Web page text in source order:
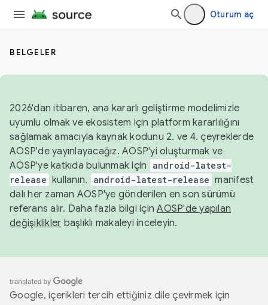
Oturum aç
BELGELER
2026'dan itibaren, ana kararlı geliştirme modelimizle
uyumlu olmak ve ekosistem için platform kararlılığını
sağlamak amacıyla kaynak kodunu 2. ve 4. çeyreklerde
AOSP'de yayınlayacağız. AOSP'yi oluşturmak ve
AOSP'ye katkıda bulunmak için
android-latest-
release kullanın. android-latest-release manifest
dalı her zaman AOSP'ye gönderilen en son sürümü
referans alır. Daha fazla bilgi içinAOSP'de yapılan
değişiklikler başlıklı makaleyi inceleyin.
Google, içerikleri tercih ettiğiniz dile çevirmek için